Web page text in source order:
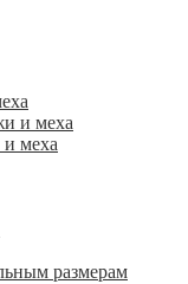
и меха
меха
размерам